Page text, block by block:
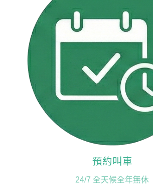
預約叫車
24/7 全天候全年無休